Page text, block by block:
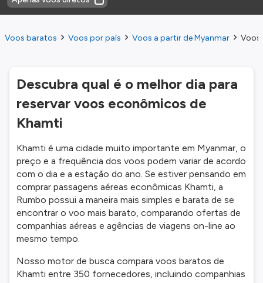
Voos baratos Voos por país Voos a partir de Myanmar Voos
Descubra qual é o melhor dia para
reservar voos econômicos de
Khamti
Khamti é uma cidade muito importante em Myanmar, o
preço e a frequência dos voos podem variar de acordo
com o dia e a estação do ano. Se estiver pensando em
comprar passagens aéreas econômicas Khamti, a
Rumbo possui a maneira mais simples e barata de se
encontrar o voo mais barato, comparando ofertas de
companhias aéreas e agências de viagens on-line ao
mesmo tempo.
Nosso motor de busca compara voos baratos de
Khamti entre 350 fornecedores, incluindo companhias